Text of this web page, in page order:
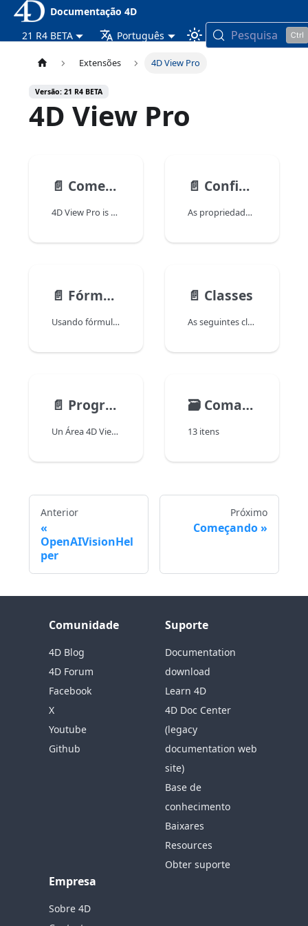
Documentação 4D
21 R4 BETA
Português Pesquisa
Extensões 4D View Pro
Versão: 21 R4 BETA
4D View Pro
📄️ Começando
4D View Pro is a 4D component that includes a 4D form area and specific commands. Permite que você incorpore funcionalidades avançadas de planilha em seus projetos.
📄️ Configuração das áreas 4D View Pro
As propriedades da área 4D View Pro podem ser configuradas utilizando a lista de propriedades. As propriedades da folha de cálculo estão disponíveis através da linguagem.
📄️ Fórmulas e funções
Usando fórmulas
📄️ Classes
As seguintes classes podem ser usadas no 4D View Pro.
📄️ Programação avançada com Javascript
Un Área 4D View Pro es un objeto de formulario de Área Web que utiliza el motor de renderizado web integrado. Como tal, ele se comporta como qualquer outra área da Web, e você pode fazer com que execute o código Javascript chamando o comando WA Evaluate Javascript 4D.
🗃️ Comandos
13 itens
Anterior
OpenAIVisionHel
per
Próximo
Começando
Comunidade
4D Blog
4D Forum
Facebook
X
Youtube
Github
Suporte
Documentation
download
Learn 4D
4D Doc Center
(legacy
documentation web
site)
Base de
conhecimento
Baixares
Resources
Obter suporte
Empresa
Sobre 4D